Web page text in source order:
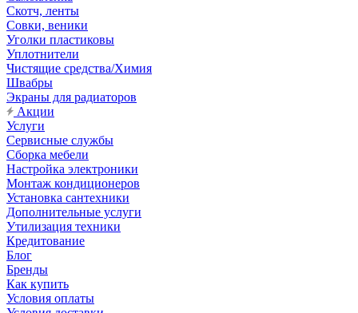
Скотч, ленты
Совки, веники
Уголки пластиковы
Уплотнители
Чистящие средства/Химия
Швабры
Экраны для радиаторов
Акции
Услуги
Сервисные службы
Сборка мебели
Настройка электроники
Монтаж кондиционеров
Установка сантехники
Дополнительные услуги
Утилизация техники
Кредитование
Блог
Бренды
Как купить
Условия оплаты